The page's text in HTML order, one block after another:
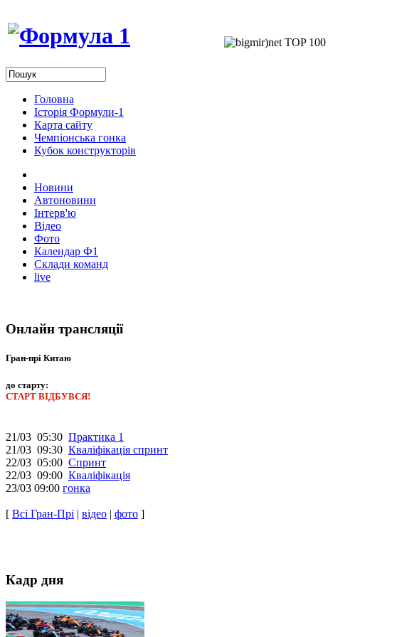
Головна
Історія Формули-1
Карта сайту
Чемпіонська гонка
Кубок конструкторів
Новини
Автоновини
Інтерв'ю
Відео
Фото
Календар Ф1
Склади команд
live
Онлайн трансляції
Гран-прі Китаю
до старту:
СТАРТ ВІДБУВСЯ!
21/03 05:30 Практика 1
21/03 09:30 Кваліфікація спринт
22/03 05:00 Спринт
22/03 09:00 Кваліфікація
23/03 09:00 гонка
[ Всі Гран-Прі | відео | фото ]
Кадр дня